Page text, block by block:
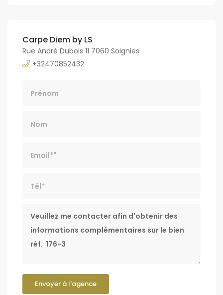
Carpe Diem by LS
Rue André Dubois 11 7060 Soignies
+32470852432
Message
Envoyer à l'agence